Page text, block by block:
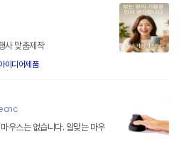
사 맞춤제작
이디어제품
우스는 없습니다. 알맞는 마우